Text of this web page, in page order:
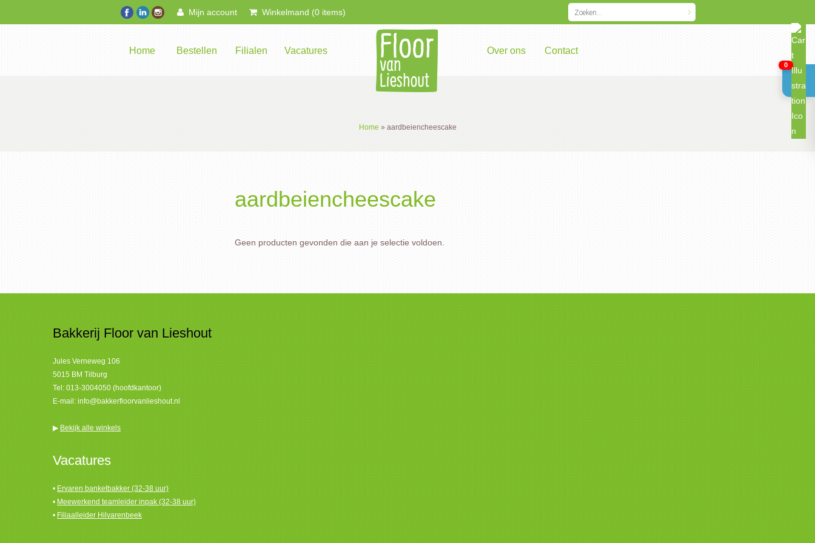
Mijn account Winkelmand (0 items)
Home Bestellen Filialen Vacatures Over ons Contact
Home » aardbeiencheescake
aardbeiencheescake
Geen producten gevonden die aan je selectie voldoen.
Bakkerij Floor van Lieshout
Jules Verneweg 106
5015 BM Tilburg
Tel: 013-3004050 (hoofdkantoor)
E-mail: info@bakkerfloorvanlieshout.nl
▶ Bekijk alle winkels
Vacatures
• Ervaren banketbakker (32-38 uur)
• Meewerkend teamleider inpak (32-38 uur)
• Filiaalleider Hilvarenbeek
0